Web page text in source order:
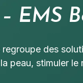
EMS
des
peau, stimuler